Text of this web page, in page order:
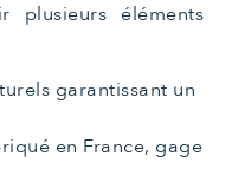
plusieurs éléments
garantissant un
en France, gage